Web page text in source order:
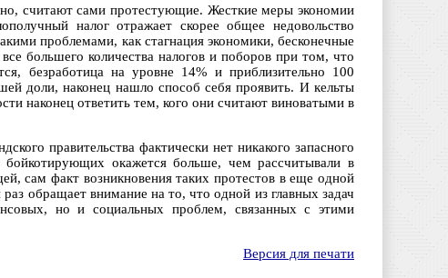
считают сами протестующие. Жесткие меры экономии
налог отражает скорее общее недовольство
проблемами, как стагнация экономики, бесконечные
большего количества налогов и поборов при том, что
безработица на уровне 14% и приблизительно 100
доли, наконец нашло способ себя проявить. И кельты
наконец ответить тем, кого они считают виноватыми в
правительства фактически нет никакого запасного
бойкотирующих окажется больше, чем рассчитывали в
сам факт возникновения таких протестов в еще одной
обращает внимание на то, что одной из главных задач
но и социальных проблем, связанных с этими
Версия для печати